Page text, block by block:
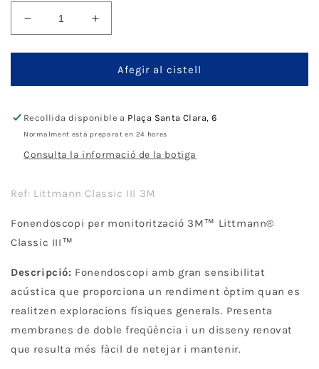
Disminueix
quantitat
per
Littmann
III
Augmenta
quantitat
per
Fonendoscopi
Littmann
III
Afegir al cistell
Recollida disponible a Plaça Santa Clara, 6
Normalment està preparat en 24 hores
Consulta la informació de la botiga
Ref: Littmann Classic III 3M
Fonendoscopi per monitorització 3M™ Littmann®
Classic III™
Descripció: Fonendoscopi amb gran sensibilitat
acústica que proporciona un rendiment òptim quan es
realitzen exploracions físiques generals. Presenta
membranes de doble freqüència i un disseny renovat
que resulta més fàcil de netejar i mantenir.